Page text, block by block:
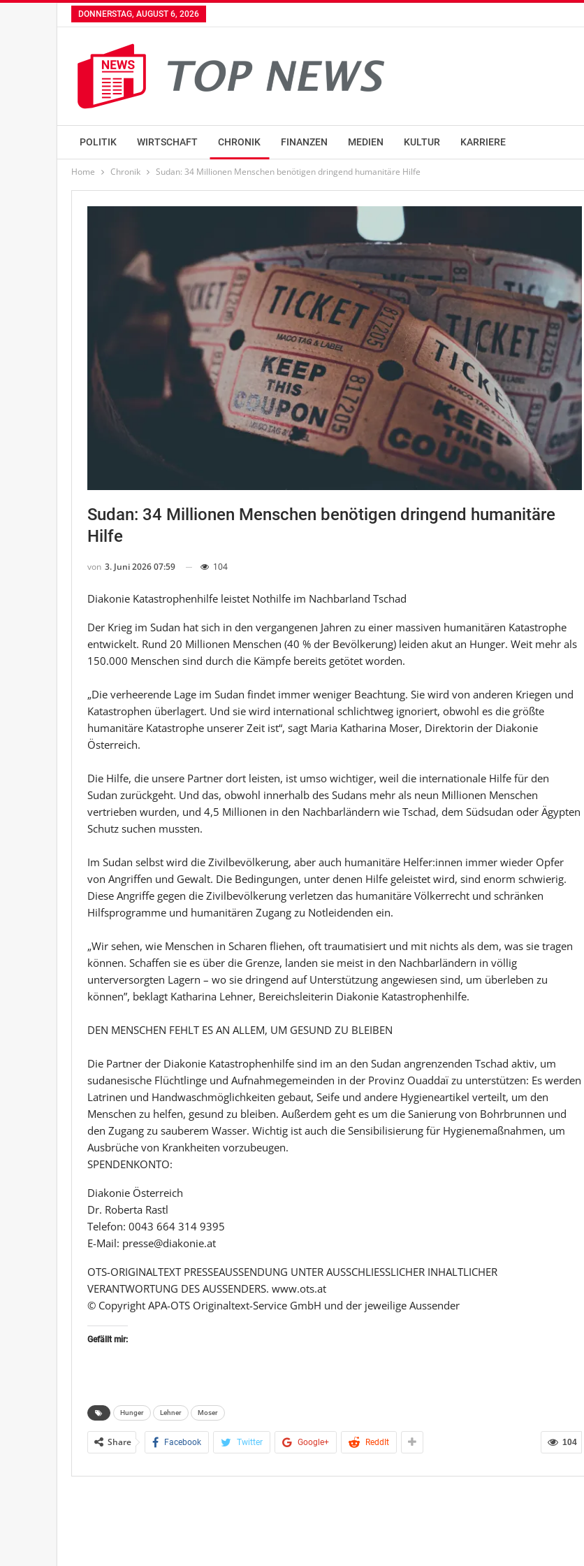
DONNERSTAG, AUGUST 6, 2026
POLITIK WIRTSCHAFT CHRONIK FINANZEN MEDIEN KULTUR KARRIERE
Home Chronik Sudan: 34 Millionen Menschen benötigen dringend humanitäre Hilfe
Sudan: 34 Millionen Menschen benötigen dringend humanitäre
Hilfe
von 3. Juni 2026 07:59 104
Diakonie Katastrophenhilfe leistet Nothilfe im Nachbarland Tschad
Der Krieg im Sudan hat sich in den vergangenen Jahren zu einer massiven humanitären Katastrophe
entwickelt. Rund 20 Millionen Menschen (40 % der Bevölkerung) leiden akut an Hunger. Weit mehr als
150.000 Menschen sind durch die Kämpfe bereits getötet worden.
„Die verheerende Lage im Sudan findet immer weniger Beachtung. Sie wird von anderen Kriegen und
Katastrophen überlagert. Und sie wird international schlichtweg ignoriert, obwohl es die größte
humanitäre Katastrophe unserer Zeit ist“, sagt Maria Katharina Moser, Direktorin der Diakonie
Österreich.
Die Hilfe, die unsere Partner dort leisten, ist umso wichtiger, weil die internationale Hilfe für den
Sudan zurückgeht. Und das, obwohl innerhalb des Sudans mehr als neun Millionen Menschen
vertrieben wurden, und 4,5 Millionen in den Nachbarländern wie Tschad, dem Südsudan oder Ägypten
Schutz suchen mussten.
Im Sudan selbst wird die Zivilbevölkerung, aber auch humanitäre Helfer:innen immer wieder Opfer
von Angriffen und Gewalt. Die Bedingungen, unter denen Hilfe geleistet wird, sind enorm schwierig.
Diese Angriffe gegen die Zivilbevölkerung verletzen das humanitäre Völkerrecht und schränken
Hilfsprogramme und humanitären Zugang zu Notleidenden ein.
„Wir sehen, wie Menschen in Scharen fliehen, oft traumatisiert und mit nichts als dem, was sie tragen
können. Schaffen sie es über die Grenze, landen sie meist in den Nachbarländern in völlig
unterversorgten Lagern – wo sie dringend auf Unterstützung angewiesen sind, um überleben zu
können”, beklagt Katharina Lehner, Bereichsleiterin Diakonie Katastrophenhilfe.
DEN MENSCHEN FEHLT ES AN ALLEM, UM GESUND ZU BLEIBEN
Die Partner der Diakonie Katastrophenhilfe sind im an den Sudan angrenzenden Tschad aktiv, um
sudanesische Flüchtlinge und Aufnahmegemeinden in der Provinz Ouaddaï zu unterstützen: Es werden
Latrinen und Handwaschmöglichkeiten gebaut, Seife und andere Hygieneartikel verteilt, um den
Menschen zu helfen, gesund zu bleiben. Außerdem geht es um die Sanierung von Bohrbrunnen und
den Zugang zu sauberem Wasser. Wichtig ist auch die Sensibilisierung für Hygienemaßnahmen, um
Ausbrüche von Krankheiten vorzubeugen.
SPENDENKONTO:
Diakonie Österreich
Dr. Roberta Rastl
Telefon: 0043 664 314 9395
E-Mail: presse@diakonie.at
OTS-ORIGINALTEXT PRESSEAUSSENDUNG UNTER AUSSCHLIESSLICHER INHALTLICHER
VERANTWORTUNG DES AUSSENDERS. www.ots.at
© Copyright APA-OTS Originaltext-Service GmbH und der jeweilige Aussender
Gefällt mir:
Hunger Lehner Moser
104
Share Facebook Twitter Google+ ReddIt